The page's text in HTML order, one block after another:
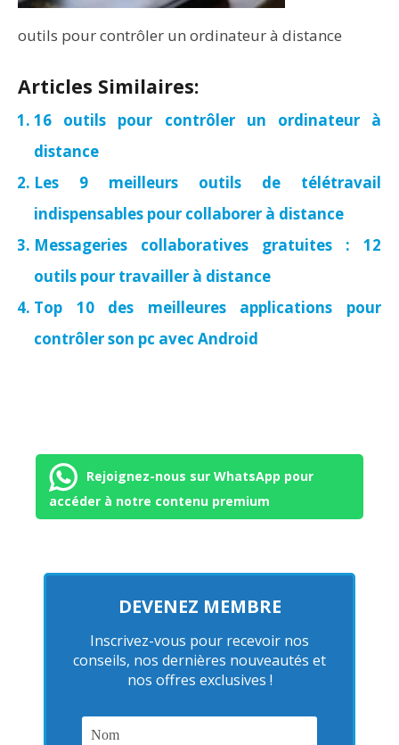
outils pour contrôler un ordinateur à distance
Articles Similaires:
16 outils pour contrôler un ordinateur à
distance
Les 9 meilleurs outils de télétravail
indispensables pour collaborer à distance
Messageries collaboratives gratuites : 12
outils pour travailler à distance
Top 10 des meilleures applications pour
contrôler son pc avec Android
Rejoignez-nous sur WhatsApp pour
accéder à notre contenu premium
DEVENEZ MEMBRE
Inscrivez-vous pour recevoir nos
conseils, nos dernières nouveautés et
nos offres exclusives !